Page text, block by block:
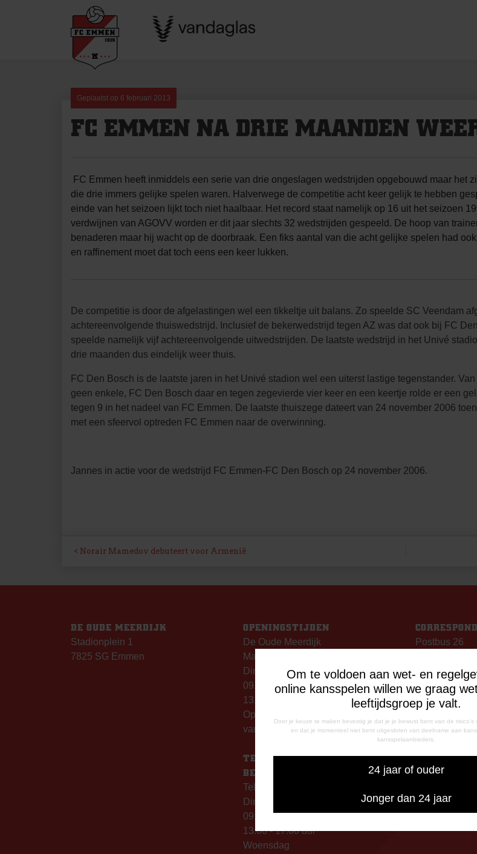
Om te voldoen aan wet- en
online kansspelen willen we graag
leeftijdsgroep je valt.
Door je keuze te maken bevestig je dat je je bewust bent van de risico's
en dat je momenteel niet bent uitgesloten van deelname aan
kansspelaanbieders.
24 jaar of ouder
Jonger dan 24 jaar
Geplaatst op 6 februari 2013
FC EMMEN NA DRIE MAANDEN
FC Emmen heeft inmiddels een serie van drie ongeslagen wedstrijden opgebouwd maar het
die drie immers gelijke spelen waren. Halverwege de competitie acht keer gelijk te hebben
einde van het seizoen lijkt toch niet haalbaar. Het record staat namelijk op 16 uit het seizoen
verdwijnen van AGOVV worden er dit jaar slechts 32 wedstrijden gespeeld. De hoop van
benaderen maar hij wacht op de doorbraak. Een fiks aantal van die acht gelijke spelen had
en raffinement moet dat toch eens een keer lukken.
De competitie is door de afgelastingen wel een tikkeltje uit balans. Zo speelde SC Veendam
achtereenvolgende thuiswedstrijd. Inclusief de bekerwedstrijd tegen AZ was dat ook bij FC
speelde namelijk vijf achtereenvolgende uitwedstrijden. De laatste wedstrijd in het Univé
drie maanden dus eindelijk weer thuis.
FC Den Bosch is de laatste jaren in het Univé stadion wel een uiterst lastige tegenstander.
geen enkele, FC Den Bosch daar en tegen zegevierde vier keer en een keertje rolde er een
tegen 9 in het nadeel van FC Emmen. De laatste thuiszege dateert van 24 november 2006
met een sfeervol optreden FC Emmen naar de overwinning.
Jannes in actie voor de wedstrijd FC Emmen-FC Den Bosch op 24 november 2006.
BERICHT
NAVIGATIE
Norair Mamedov debuteert voor Armenië
DE OUDE MEERDIJK
Stadionplein 1
7825 SG Emmen
OPENINGSTIJDEN
De Oude Meerdijk
Maandag: 09.00 – 17.00 uur
Dinsdag t/m vrijdag:
09.00 – 12.15 uur
13.00 – 17.00 uur
Op thuiswedstrijddagen geopend
vanaf 13.00 uur (i.p.v. 09.00 uur).
TELEFONISCHE
BEREIKBAARHEID
Telefonisch bereikbaar op:
Dinsdag
09:00 - 12:15 uur
13:00 - 17:00 uur
Woensdag
Postbus 26